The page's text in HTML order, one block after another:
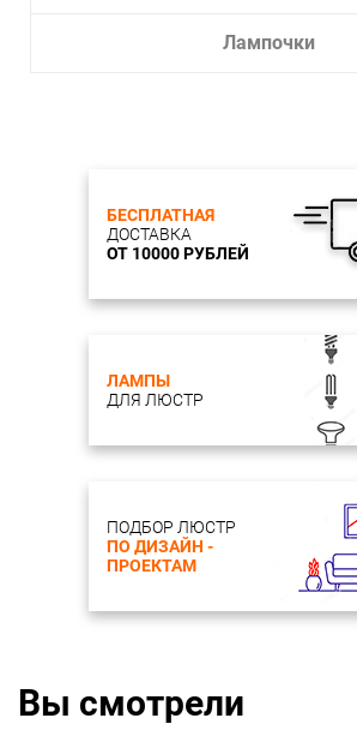
Лампочки
БЕСПЛАТНАЯ
ДОСТАВКА
ОТ 10000 РУБЛЕЙ
ЛАМПЫ
ДЛЯ ЛЮСТР
ПОДБОР ЛЮСТР
ПО ДИЗАЙН -
ПРОЕКТАМ
Вы смотрели